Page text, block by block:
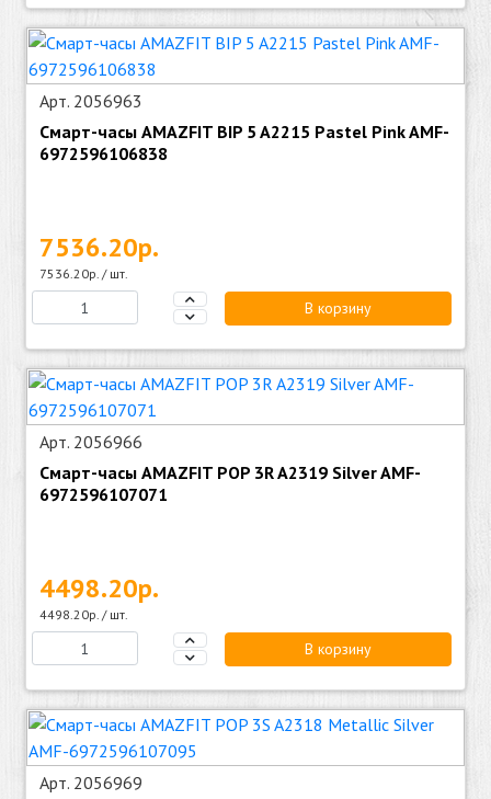
Арт. 2056963
Смарт-часы AMAZFIT BIP 5 A2215 Pastel Pink AMF-
6972596106838
7536.20р.
7536.20р. / шт.
В корзину
Арт. 2056966
Смарт-часы AMAZFIT POP 3R A2319 Silver AMF-
6972596107071
4498.20р.
4498.20р. / шт.
В корзину
Арт. 2056969